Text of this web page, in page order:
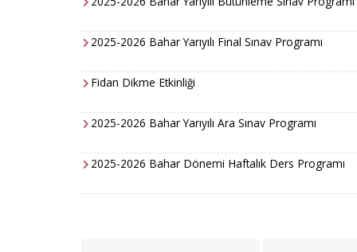
2025-2026 Bahar Yarıyılı Final Sınav Programı
Fidan Dikme Etkinliği
2025-2026 Bahar Yarıyılı Ara Sınav Programı
2025-2026 Bahar Dönemi Haftalık Ders Programı